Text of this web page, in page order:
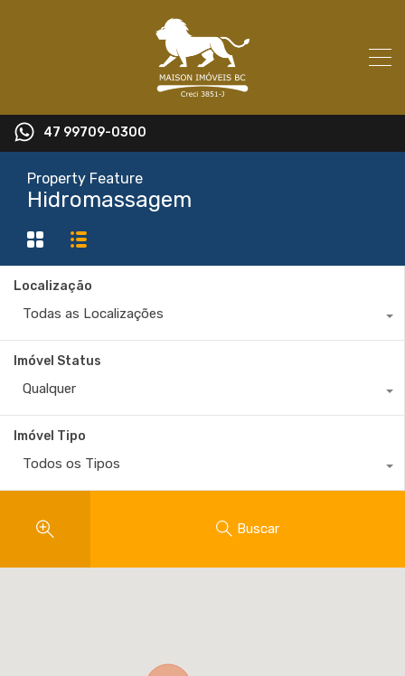
47 99709-0300
Property Feature
Hidromassagem
Localização
Todas as Localizações
Imóvel Status
Qualquer
Imóvel Tipo
Todos os Tipos
Buscar